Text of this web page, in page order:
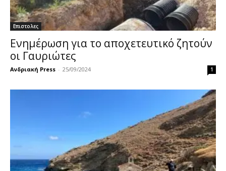
Επιστολες
Ενημέρωση για το αποχετευτικό ζητούν
οι Γαυριώτες
Ανδριακή Press - 25/09/2024 1